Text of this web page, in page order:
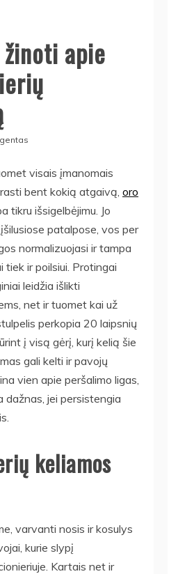
apie
visais įmanomais
bent kokią atgaivą, oro
tikru išsigelbėjimu. Jo
patalpose, vos per
normalizuojasi ir tampa
tiek ir poilsiui. Protingai
leidžia išlikti
net ir tuomet kai už
perkopia 20 laipsnių
į visą gėrį, kurį kelią šie
gali kelti ir pavojų
vien apie peršalimo ligas,
dažnas, jei persistengia
keliamos
varvanti nosis ir kosulys
kurie slypį
Kartais net ir